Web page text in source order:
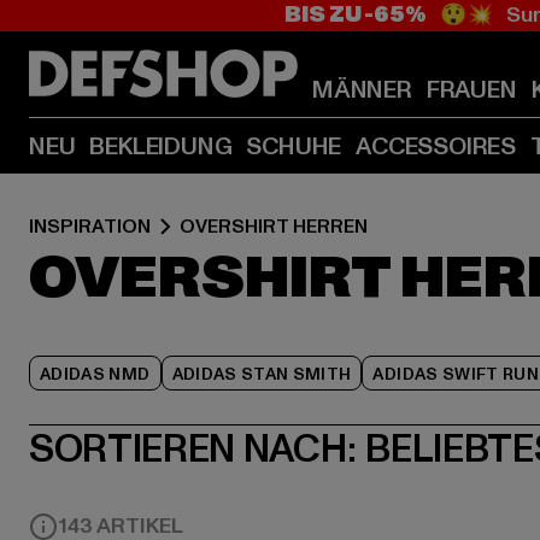
BIS ZU -65% 😲💥
MÄNNER FRAUEN
NEU BEKLEIDUNG SCHUHE ACCESSOIRES
INSPIRATION OVERSHIRT HERREN
OVERSHIRT
ADIDAS NMD ADIDAS STAN SMITH ADIDAS SWIFT RUN
SORTIEREN NACH:
143 ARTIKEL